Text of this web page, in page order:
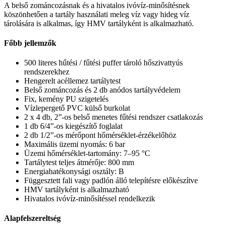
A belső zománcozásnak és a hivatalos ivóvíz-minősítésnek
köszönhetően a tartály használati meleg víz vagy hideg víz
tárolására is alkalmas, így HMV tartályként is alkalmazható.
Főbb jellemzők
500 literes hűtési / fűtési puffer tároló hőszivattyús
rendszerekhez
Hengerelt acéllemez tartálytest
Belső zománcozás és 2 db anódos tartályvédelem
Fix, kemény PU szigetelés
Vízlepergető PVC külső burkolat
2 x 4 db, 2”-os belső menetes fűtési rendszer csatlakozás
1 db 6/4”-os kiegészítő foglalat
2 db 1/2”-os mérőpont hőmérséklet-érzékelőhöz
Maximális üzemi nyomás: 6 bar
Üzemi hőmérséklet-tartomány: 7–95 °C
Tartálytest teljes átmérője: 800 mm
Energiahatékonysági osztály: B
Függesztett fali vagy padlón álló telepítésre előkészítve
HMV tartályként is alkalmazható
Hivatalos ivóvíz-minősítéssel rendelkezik
Alapfelszereltség